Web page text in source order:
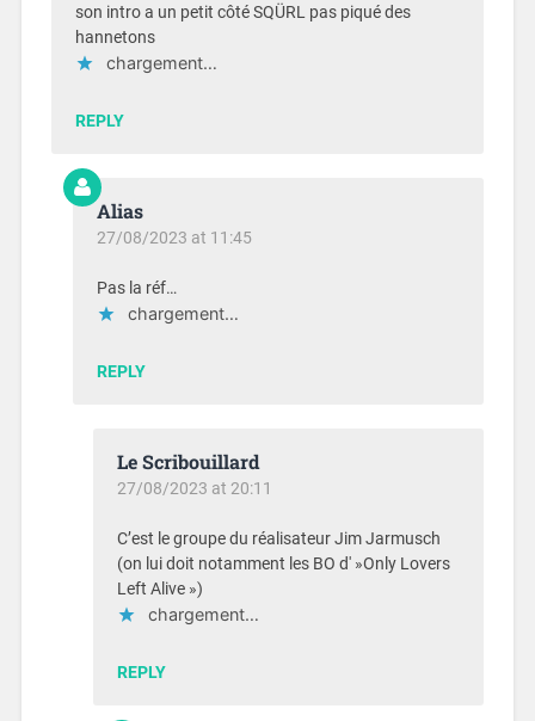
son intro a un petit côté SQÜRL pas piqué des
hannetons
chargement…
REPLY
Alias
27/08/2023 at 11:45
Pas la réf…
chargement…
REPLY
Le Scribouillard
27/08/2023 at 20:11
C’est le groupe du réalisateur Jim Jarmusch
(on lui doit notamment les BO d' »Only Lovers
Left Alive »)
chargement…
REPLY